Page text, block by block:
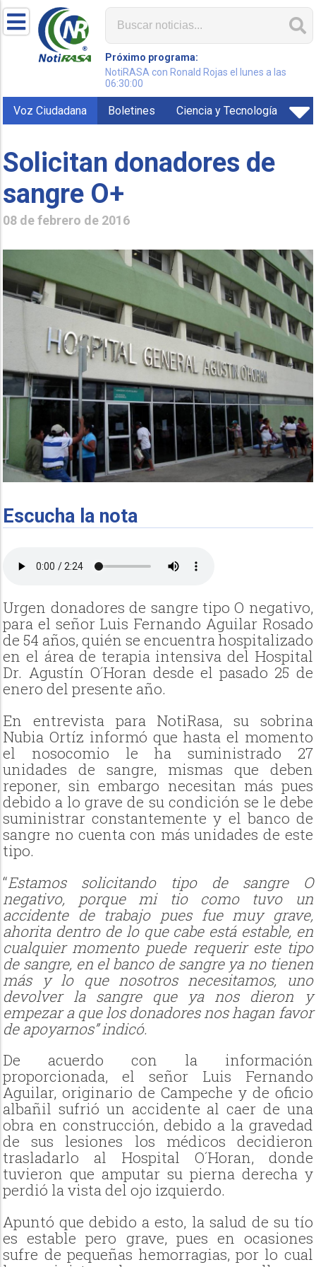
Próximo programa:
NotiRASA con Ronald Rojas el lunes a las
06:30:00
Voz Ciudadana Boletines Ciencia y Tecnología
Solicitan donadores de
sangre O+
08 de febrero de 2016
Escucha la nota
Urgen donadores de sangre tipo O negativo,
para el señor Luis Fernando Aguilar Rosado
de 54 años, quién se encuentra hospitalizado
en el área de terapia intensiva del Hospital
Dr. Agustín O´Horan desde el pasado 25 de
enero del presente año.
En entrevista para NotiRasa, su sobrina
Nubia Ortíz informó que hasta el momento
el nosocomio le ha suministrado 27
unidades de sangre, mismas que deben
reponer, sin embargo necesitan más pues
debido a lo grave de su condición se le debe
suministrar constantemente y el banco de
sangre no cuenta con más unidades de este
tipo.
“Estamos solicitando tipo de sangre O
negativo, porque mi tio como tuvo un
accidente de trabajo pues fue muy grave,
ahorita dentro de lo que cabe está estable, en
cualquier momento puede requerir este tipo
de sangre, en el banco de sangre ya no tienen
más y lo que nosotros necesitamos, uno
devolver la sangre que ya nos dieron y
empezar a que los donadores nos hagan favor
de apoyarnos” indicó.
De acuerdo con la información
proporcionada, el señor Luis Fernando
Aguilar, originario de Campeche y de oficio
albañil sufrió un accidente al caer de una
obra en construcción, debido a la gravedad
de sus lesiones los médicos decidieron
trasladarlo al Hospital O´Horan, donde
tuvieron que amputar su pierna derecha y
perdió la vista del ojo izquierdo.
Apuntó que debido a esto, la salud de su tío
es estable pero grave, pues en ocasiones
sufre de pequeñas hemorragias, por lo cual